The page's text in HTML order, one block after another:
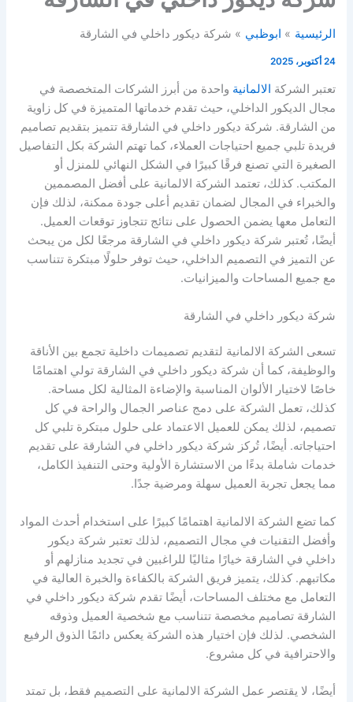
الرئيسية ابوظبي شركة ديكور داخلي في الشارقة
24 أكتوبر، 2025
تعتبر الشركة الالمانية واحدة من أبرز الشركات المتخصصة في
مجال الديكور الداخلي، حيث تقدم خدماتها المتميزة في كل زاوية
من الشارقة. شركة ديكور داخلي في الشارقة تتميز بتقديم تصاميم
فريدة تلبي جميع احتياجات العملاء، كما تهتم الشركة بكل التفاصيل
الصغيرة التي تصنع فرقًا كبيرًا في الشكل النهائي للمنزل أو
المكتب. كذلك، تعتمد الشركة الالمانية على أفضل المصممين
والخبراء في المجال لضمان تقديم أعلى جودة ممكنة، لذلك فإن
التعامل معها يضمن الحصول على نتائج تتجاوز توقعات العميل.
أيضًا، تُعتبر شركة ديكور داخلي في الشارقة مرجعًا لكل من يبحث
عن التميز في التصميم الداخلي، حيث توفر حلولًا مبتكرة تتناسب
مع جميع المساحات والميزانيات.
شركة ديكور داخلي في الشارقة
تسعى الشركة الالمانية لتقديم تصميمات داخلية تجمع بين الأناقة
والوظيفة، كما أن شركة ديكور داخلي في الشارقة تولي اهتمامًا
خاصًا لاختيار الألوان المناسبة والإضاءة المثالية لكل مساحة.
كذلك، تعمل الشركة على دمج عناصر الجمال والراحة في كل
تصميم، لذلك يمكن للعميل الاعتماد على حلول مبتكرة تلبي كل
احتياجاته. أيضًا، تُركز شركة ديكور داخلي في الشارقة على تقديم
خدمات شاملة بدءًا من الاستشارة الأولية وحتى التنفيذ الكامل،
مما يجعل تجربة العميل سهلة ومرضية جدًا.
كما تضع الشركة الالمانية اهتمامًا كبيرًا على استخدام أحدث المواد
وأفضل التقنيات في مجال التصميم، لذلك تعتبر شركة ديكور
داخلي في الشارقة خيارًا مثاليًا للراغبين في تجديد منازلهم أو
مكاتبهم. كذلك، يتميز فريق الشركة بالكفاءة والخبرة العالية في
التعامل مع مختلف المساحات، أيضًا تقدم شركة ديكور داخلي في
الشارقة تصاميم مخصصة تتناسب مع شخصية العميل وذوقه
الشخصي. لذلك فإن اختيار هذه الشركة يعكس دائمًا الذوق الرفيع
والاحترافية في كل مشروع.
أيضًا، لا يقتصر عمل الشركة الالمانية على التصميم فقط، بل تمتد